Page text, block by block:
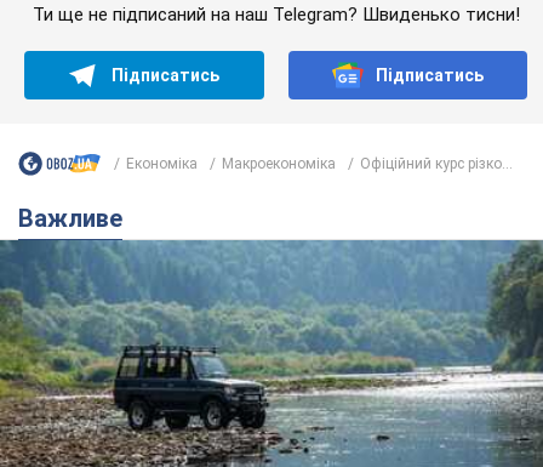
Ти ще не підписаний на наш Telegram? Швиденько тисни!
Підписатись Підписатись
Економіка Mакроекономіка Офіційний курс різко...
Важливе